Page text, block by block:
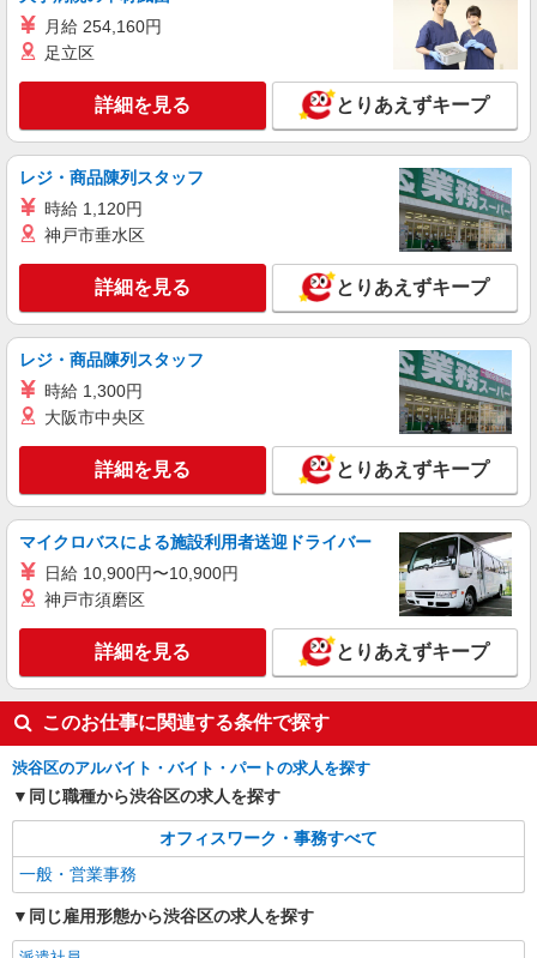
（＝2100円×8時間×20日勤務の場合） 《直接雇用
後の想定月給》 300,000〜400,000円（賞与年2回
詳細を見る
派遣社員
株式会社パソナ・東京キャリアセンター/KT600117423601
一般事務/データ入力
月給298200円 ★交通費規定に基づき交通費支
東京都渋谷区（恵比寿駅）
キープ 詳細を見る
月給 254,160円
足立区
詳細を見る とりあえずキープ
レジ・商品陳列スタッフ
時給 1,120円
神戸市垂水区
詳細を見る とりあえずキープ
レジ・商品陳列スタッフ
時給 1,300円
大阪市中央区
詳細を見る とりあえずキープ
マイクロバスによる施設利用者送迎ドライバー
日給 10,900円〜10,900円
神戸市須磨区
詳細を見る とりあえずキープ
このお仕事に関連する条件で探す
渋谷区のアルバイト・バイト・パートの求人を探す
同じ職種から渋谷区の求人を探す
オフィスワーク・事務すべて
一般・営業事務
同じ雇用形態から渋谷区の求人を探す